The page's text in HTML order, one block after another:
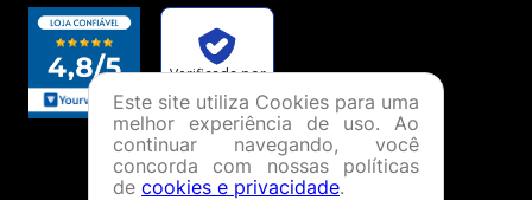
Este site utiliza Cookies para uma
melhor experiência de uso. Ao
continuar navegando, você
concorda com nossas políticas
de cookies e privacidade.